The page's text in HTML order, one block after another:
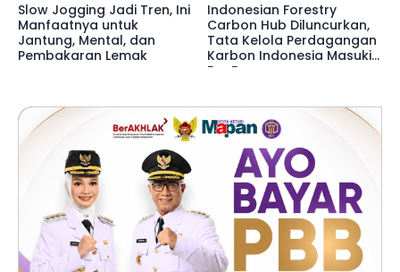
Slow Jogging Jadi Tren, Ini
Manfaatnya untuk
Jantung, Mental, dan
Pembakaran Lemak
Indonesian Forestry
Carbon Hub Diluncurkan,
Tata Kelola Perdagangan
Karbon Indonesia Masuki
Era Baru